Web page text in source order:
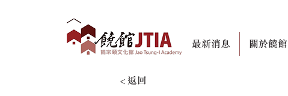
最新消息 關於饒館
< 返回